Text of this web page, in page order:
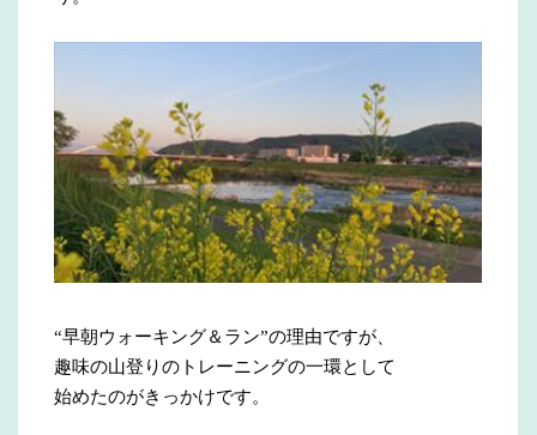
“早朝ウォーキング＆ラン”の理由ですが、
趣味の山登りのトレーニングの一環として
始めたのがきっかけです。